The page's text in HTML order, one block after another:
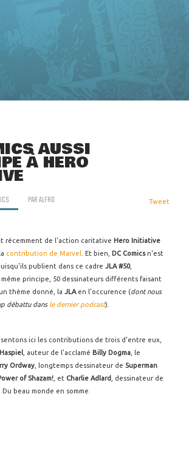
AUSSI
À HERO
PARALFRO Tweet
récemment de l'action caritative Hero Initiative
contribution de Marvel . Et bien, DC Comicsn'est
publient dans ce cadre JLA #50,
principe, 50 dessinateurs différents faisant
thème donné, la JLAen l'occurence (dont nous
débattu dans le dernier podcast).
ici les contributions de trois d'entre eux,
, auteur de l'acclamé Billy Dogma , le
Ordway , longtemps dessinateur de Superman
of Shazam! , et Charlie Adlard
, dessinateur de
. Du beau monde en somme.